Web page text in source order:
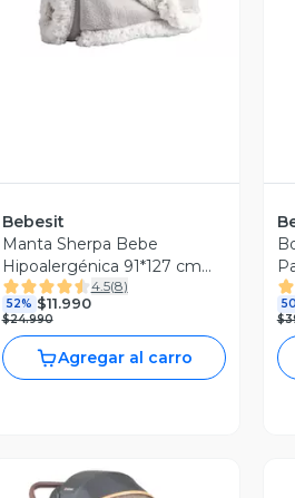
Bebesit
Manta Sherpa Bebe
Hipoalergénica 91*127 cm
Gris Bebesit4.5(8)
52% $11.990
$24.990
Agregar al carro